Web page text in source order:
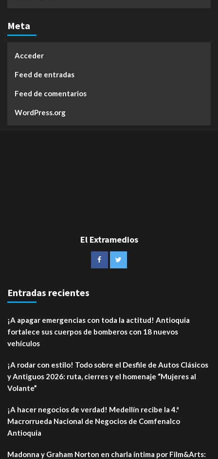
Meta
Acceder
Feed de entradas
Feed de comentarios
WordPress.org
El Extramedios
Entradas recientes
¡A apagar emergencias con toda la actitud! Antioquia
fortalece sus cuerpos de bomberos con 18 nuevos
vehículos
¡A rodar con estilo! Todo sobre el Desfile de Autos Clásicos
y Antiguos 2026: ruta, cierres y el homenaje “Mujeres al
Volante”
¡A hacer negocios de verdad! Medellín recibe la 4.ª
Macrorrueda Nacional de Negocios de Comfenalco
Antioquia
Madonna y Graham Norton en charla íntima por Film&Arts: